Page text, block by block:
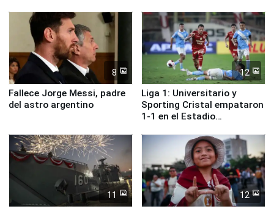
8
Fallece Jorge Messi, padre
del astro argentino
12
Liga 1: Universitario y
Sporting Cristal empataron
1-1 en el Estadio
11 12